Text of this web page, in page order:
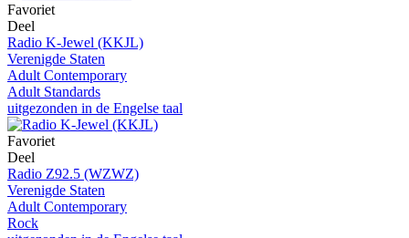
Favoriet
Deel
Radio K-Jewel (KKJL)
Verenigde Staten
Adult Contemporary
Adult Standards
uitgezonden in de Engelse taal
Favoriet
Deel
Radio Z92.5 (WZWZ)
Verenigde Staten
Adult Contemporary
Rock